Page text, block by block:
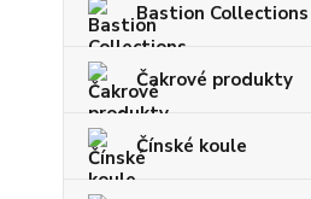
Bastion Collections
Čakrové produkty
Čínské koule